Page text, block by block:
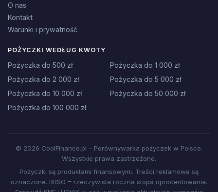
O nas
Kontakt
Warunki i prywatność
POŻYCZKI WEDŁUG KWOTY
Pożyczka do 500 zł
Pożyczka do 1 000 zł
Pożyczka do 2 000 zł
Pożyczka do 5 000 zł
Pożyczka do 10 000 zł
Pożyczka do 50 000 zł
Pożyczka do 100 000 zł
© 2026 CoolFinance.pl – Porównywarka pożyczek w Polsce.
Wszystkie prawa zastrzeżone.
Pożyczki są produktami finansowymi. Treści reklamowe są
oznaczone. RRSO = rzeczywista roczna stopa oprocentowania.